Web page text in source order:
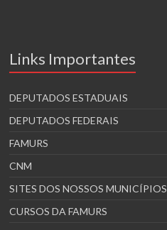
Links Importantes
DEPUTADOS ESTADUAIS
DEPUTADOS FEDERAIS
FAMURS
CNM
SITES DOS NOSSOS MUNICÍPIOS
CURSOS DA FAMURS